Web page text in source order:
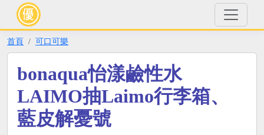
首頁 可口可樂
bonaqua怡漾鹼性水
LAIMO抽Laimo行李箱、
藍皮解憂號